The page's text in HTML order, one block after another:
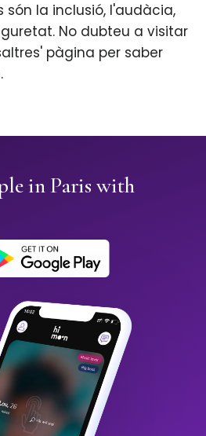
la inclusió, l'audàcia,
No dubteu a visitar
pàgina per saber
in Paris with